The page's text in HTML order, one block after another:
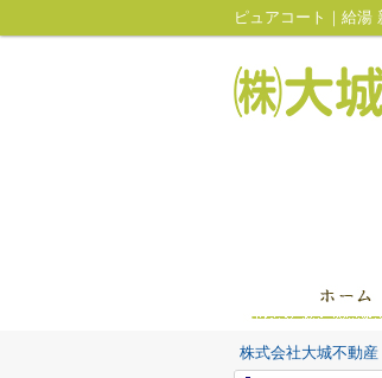
株式会社大城不動産